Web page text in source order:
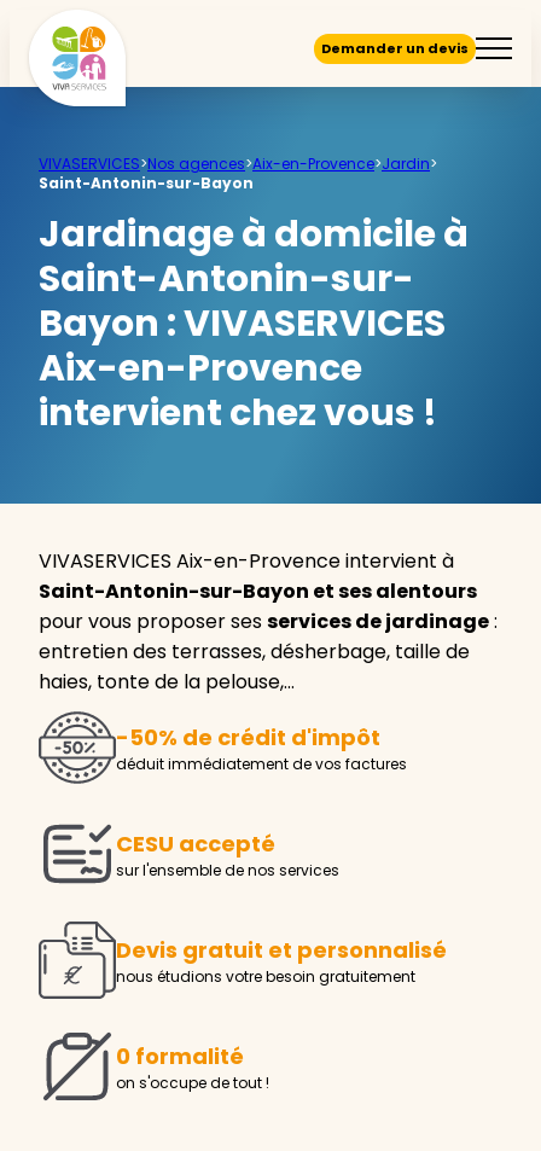
Demander un devis
VIVASERVICES>Nos agences>Aix-en-Provence>Jardin>
Saint-Antonin-sur-Bayon
Jardinage à domicile à
Saint-Antonin-sur-
Bayon :VIVASERVICES
Aix-en-Provence
intervient chez vous !
VIVASERVICES Aix-en-Provence intervient à
Saint-Antonin-sur-Bayon et ses alentours
pour vous proposer sesservices de jardinage:
entretien des terrasses, désherbage, taille de
haies, tonte de la pelouse,…
-50% de crédit d'impôt
déduit immédiatement de vos factures
CESU accepté
sur l'ensemble de nos services
Devis gratuit et personnalisé
nous étudions votre besoin gratuitement
0 formalité
on s'occupe de tout !